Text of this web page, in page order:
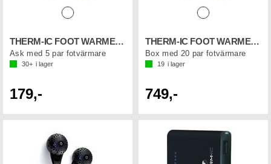
THERM-IC FOOT WARMER (5-p)
Ask med 5 par fotvärmare
30+ i lager
179,-
THERM-IC FOOT WARMER (20-p)
Box med 20 par fotvärmare
19 i lager
749,-